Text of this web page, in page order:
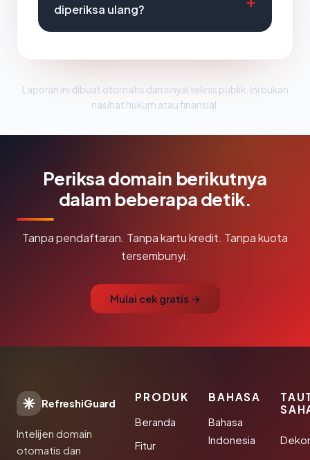
diperiksa ulang?
Laporan ini dibuat otomatis dari sinyal teknis publik. Ini bukan
nasihat hukum atau finansial.
Periksa domain berikutnya
dalam beberapa detik.
Tanpa pendaftaran. Tanpa kartu kredit. Tanpa kuota
tersembunyi.
Mulai cek gratis →
RefreshiGuard
Intelijen domain
otomatis dan
PRODUK
Beranda
Fitur
BAHASA
Bahasa
Indonesia